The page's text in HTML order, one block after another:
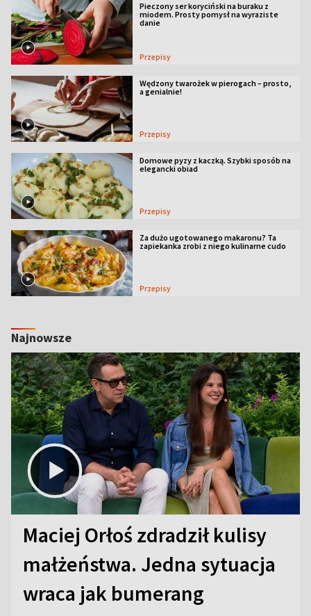
Pieczony ser koryciński na buraku z
miodem. Prosty pomysł na wyraziste
danie
Przepisy
Wędzony twarożek w pierogach – prosto,
a genialnie!
Przepisy
Domowe pyzy z kaczką. Szybki sposób na
elegancki obiad
Przepisy
Za dużo ugotowanego makaronu? Ta
zapiekanka zrobi z niego kulinarne cudo
Przepisy
Najnowsze
Maciej Orłoś zdradził kulisy
małżeństwa. Jedna sytuacja
wraca jak bumerang